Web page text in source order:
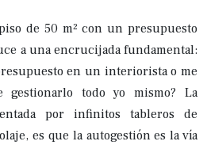
de 50 m² con un presupuesto
a una encrucijada fundamental:
en un interiorista o me
todo yo mismo? La
por infinitos tableros de
es que la autogestión es la vía